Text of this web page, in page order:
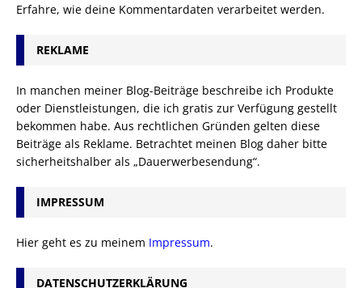
Erfahre, wie deine Kommentardaten verarbeitet werden.
REKLAME
In manchen meiner Blog-Beiträge beschreibe ich Produkte
oder Dienstleistungen, die ich gratis zur Verfügung gestellt
bekommen habe. Aus rechtlichen Gründen gelten diese
Beiträge als Reklame. Betrachtet meinen Blog daher bitte
sicherheitshalber als „Dauerwerbesendung“.
IMPRESSUM
Hier geht es zu meinem Impressum.
DATENSCHUTZERKLÄRUNG